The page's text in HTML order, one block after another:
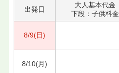
出発日
大人基本代金
下段：子供料金
8/9(日)
8/10(月)